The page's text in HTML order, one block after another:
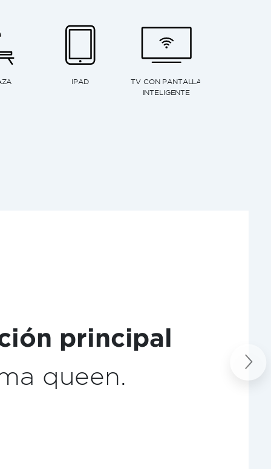
HORNO ELÉCTRICO HORNO MICROONDAS
de café